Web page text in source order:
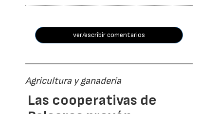
ver/escribir comentarios
Agricultura y ganadería
Las cooperativas de